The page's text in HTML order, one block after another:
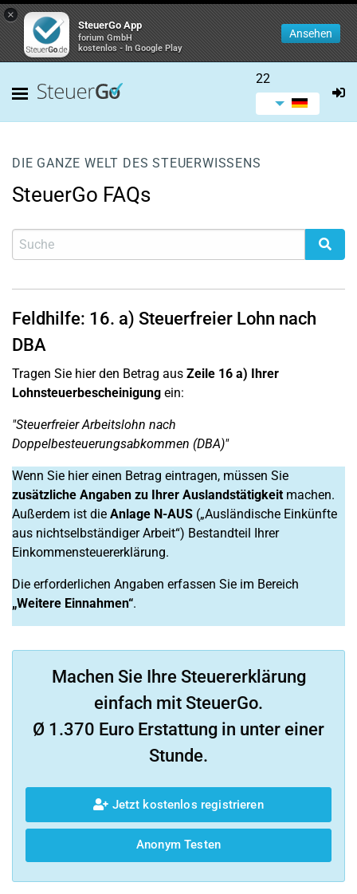
×
SteuerGo App
forium GmbH
kostenlos - In Google Play
Ansehen
22
DIE GANZE WELT DES STEUERWISSENS
SteuerGo FAQs
Feldhilfe: 16. a) Steuerfreier Lohn nach
DBA
Tragen Sie hier den Betrag aus Zeile 16 a) Ihrer
Lohnsteuerbescheinigung ein:
"Steuerfreier Arbeitslohn nach
Doppelbesteuerungsabkommen (DBA)"
Wenn Sie hier einen Betrag eintragen, müssen Sie
zusätzliche Angaben zu Ihrer Auslandstätigkeitmachen.
Außerdem ist die Anlage N-AUS („Ausländische Einkünfte
aus nichtselbständiger Arbeit“) Bestandteil Ihrer
Einkommensteuererklärung.
Die erforderlichen Angaben erfassen Sie im Bereich
„Weitere Einnahmen“.
Machen Sie Ihre Steuererklärung
einfach mit SteuerGo.
Ø 1.370 Euro Erstattung in unter einer
Stunde.
Jetzt kostenlos registrieren
Anonym Testen